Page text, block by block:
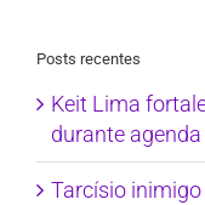
Posts recentes
Keit Lima
durante
Tarcísio